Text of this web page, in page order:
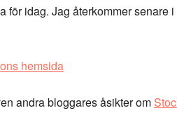
för idag. Jag återkommer
hemsida
andra bloggares åsikter om